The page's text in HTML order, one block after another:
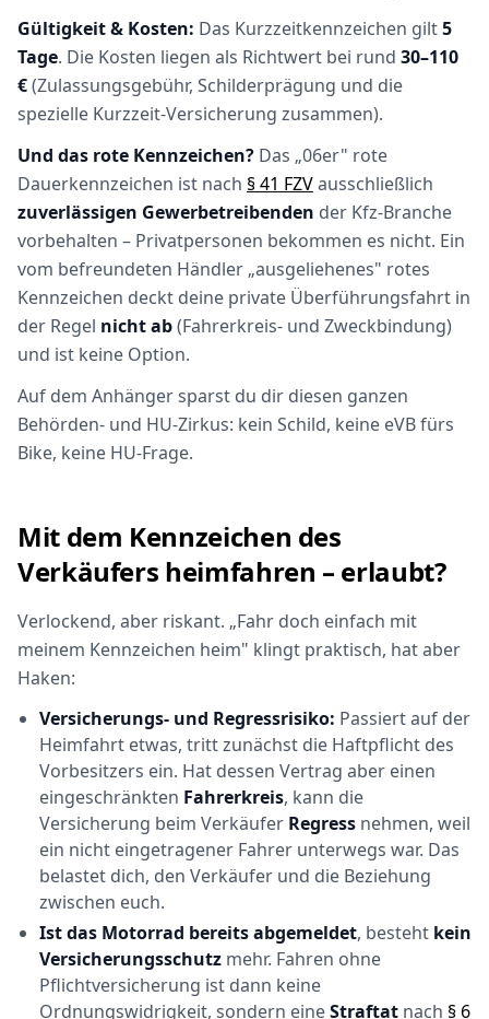
Gültigkeit & Kosten: Das Kurzzeitkennzeichen gilt5
Tage. Die Kosten liegen als Richtwert bei rund 30–110
€(Zulassungsgebühr, Schilderprägung und die
spezielle Kurzzeit-Versicherung zusammen).
Und das rote Kennzeichen? Das „06er" rote
Dauerkennzeichen ist nach § 41 FZVausschließlich
zuverlässigen Gewerbetreibenden der Kfz-Branche
vorbehalten – Privatpersonen bekommen es nicht. Ein
vom befreundeten Händler „ausgeliehenes" rotes
Kennzeichen deckt deine private Überführungsfahrt in
der Regel nicht ab(Fahrerkreis- und Zweckbindung)
und ist keine Option.
Auf dem Anhänger sparst du dir diesen ganzen
Behörden- und HU-Zirkus: kein Schild, keine eVB fürs
Bike, keine HU-Frage.
Mit dem Kennzeichen des
Verkäufers heimfahren – erlaubt?
Verlockend, aber riskant. „Fahr doch einfach mit
meinem Kennzeichen heim" klingt praktisch, hat aber
Haken:
Versicherungs- und Regressrisiko: Passiert auf der
Heimfahrt etwas, tritt zunächst die Haftpflicht des
Vorbesitzers ein. Hat dessen Vertrag aber einen
eingeschränkten Fahrerkreis, kann die
Versicherung beim Verkäufer Regress nehmen, weil
ein nicht eingetragener Fahrer unterwegs war. Das
belastet dich, den Verkäufer und die Beziehung
zwischen euch.
Ist das Motorrad bereits abgemeldet, besteht kein
Versicherungsschutz mehr. Fahren ohne
Pflichtversicherung ist dann keine
Ordnungswidrigkeit, sondern eineStraftat nach § 6